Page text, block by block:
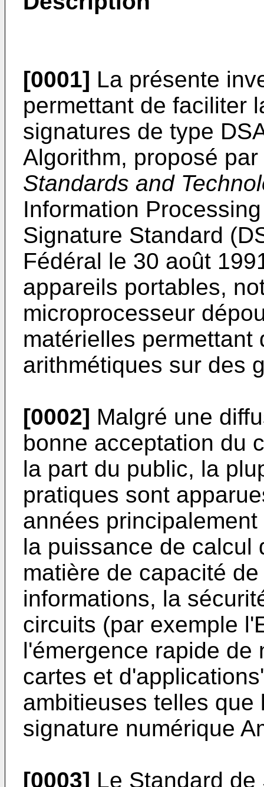
[0001] La présente
permettant de faciliter
signatures de type
Algorithm, proposé
Standards and
Information
Signature Standard
Fédéral le 30 août
appareils portables,
microprocesseur
matérielles
arithmétiques sur des
[0002] Malgré une
bonne acceptation du
la part du public, la
pratiques sont
années
la puissance de calcul
matière de capacité
informations, la
circuits (par exemple
l'émergence rapide de
cartes et
ambitieuses telles
signature numérique
[0003] Le Standard